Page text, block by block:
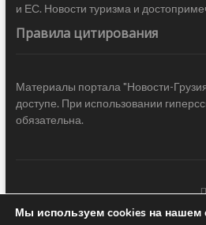
и ЕС. Новости туризма и
Правила цитирования
Материалы портала "Новости-
доступе. При использовании
обязательна.
Мы используем cookies на нашем